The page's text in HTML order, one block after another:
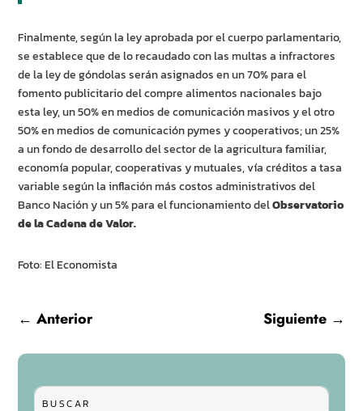
Finalmente, según la ley aprobada por el cuerpo parlamentario,
se establece que de lo recaudado con las multas a infractores
de la ley de góndolas serán asignados en un 70% para el
fomento publicitario del compre alimentos nacionales bajo
esta ley, un 50% en medios de comunicación masivos y el otro
50% en medios de comunicación pymes y cooperativos; un 25%
a un fondo de desarrollo del sector de la agricultura familiar,
economía popular, cooperativas y mutuales, vía créditos a tasa
variable según la inflación más costos administrativos del
Banco Nación y un 5% para el funcionamiento delObservatorio
de la Cadena de Valor.
Foto: El Economista
←Anterior Siguiente→